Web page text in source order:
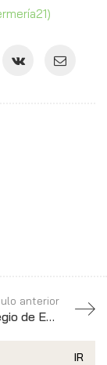
anterior
El Colegio de Enfermería de Málaga entrega los premios del I Concurso Infantil de Dibujo «¿Qué es una enfermera escolar?»